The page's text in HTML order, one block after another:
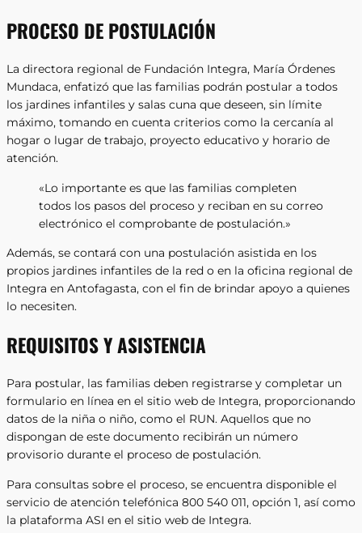
PROCESO DE POSTULACIÓN
La directora regional de Fundación Integra, María Órdenes
Mundaca, enfatizó que las familias podrán postular a todos
los jardines infantiles y salas cuna que deseen, sin límite
máximo, tomando en cuenta criterios como la cercanía al
hogar o lugar de trabajo, proyecto educativo y horario de
atención.
«Lo importante es que las familias completen
todos los pasos del proceso y reciban en su correo
electrónico el comprobante de postulación.»
Además, se contará con una postulación asistida en los
propios jardines infantiles de la red o en la oficina regional de
Integra en Antofagasta, con el fin de brindar apoyo a quienes
lo necesiten.
REQUISITOS Y ASISTENCIA
Para postular, las familias deben registrarse y completar un
formulario en línea en el sitio web de Integra, proporcionando
datos de la niña o niño, como el RUN. Aquellos que no
dispongan de este documento recibirán un número
provisorio durante el proceso de postulación.
Para consultas sobre el proceso, se encuentra disponible el
servicio de atención telefónica 800 540 011, opción 1, así como
la plataforma ASI en el sitio web de Integra.